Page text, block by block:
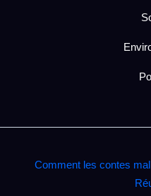
Comment les contes